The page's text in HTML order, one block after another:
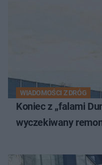
WIADOMOŚCI Z DRÓG
Koniec z „falami
wyczekiwany